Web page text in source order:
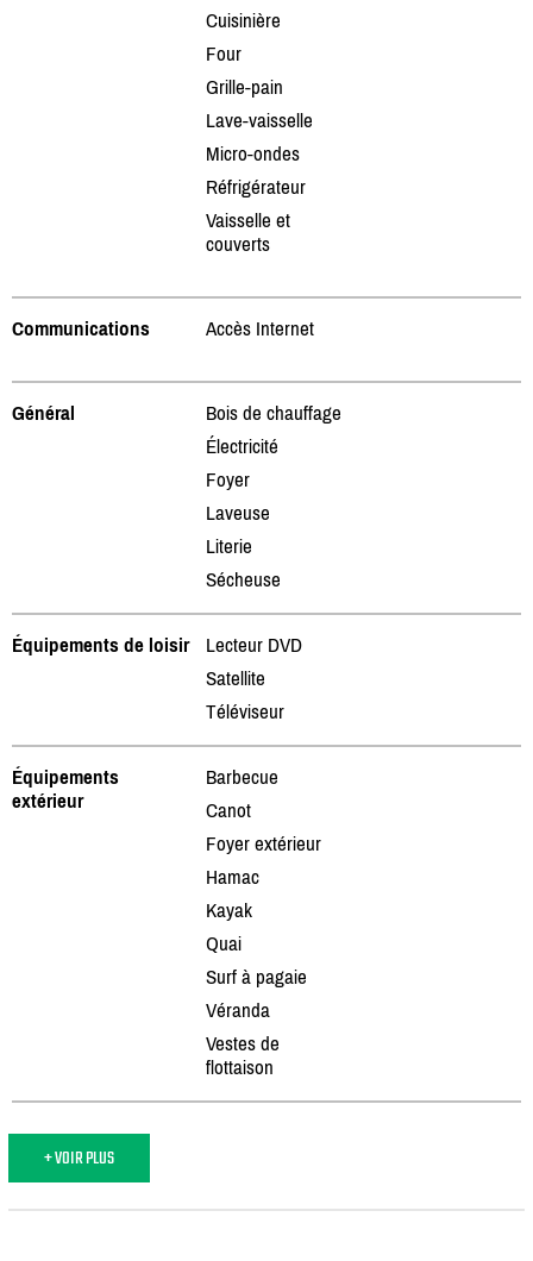
Cuisinière
Four
Grille-pain
Lave-vaisselle
Micro-ondes
Réfrigérateur
Vaisselle et
couverts
Communications Accès Internet
Général
Bois de chauffage
Électricité
Foyer
Laveuse
Literie
Sécheuse
Équipements de loisir
Lecteur DVD
Satellite
Téléviseur
Équipements
extérieur
Barbecue
Canot
Foyer extérieur
Hamac
Kayak
Quai
Surf à pagaie
Véranda
Vestes de
flottaison
+ VOIR PLUS